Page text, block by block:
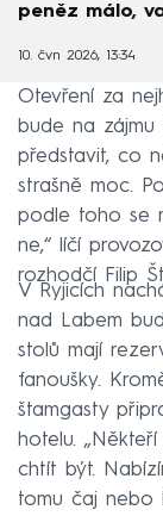
peněz málo,
10. čvn 2026, 13:34
Otevření za
bude na zájmu
představit, co
strašně moc.
podle toho se
ne,“ líčí
rozhodčí Filip
V Ryjicích
nad Labem
stolů mají
fanoušky.
štamgasty
hotelu.
chtít být.
tomu čaj nebo